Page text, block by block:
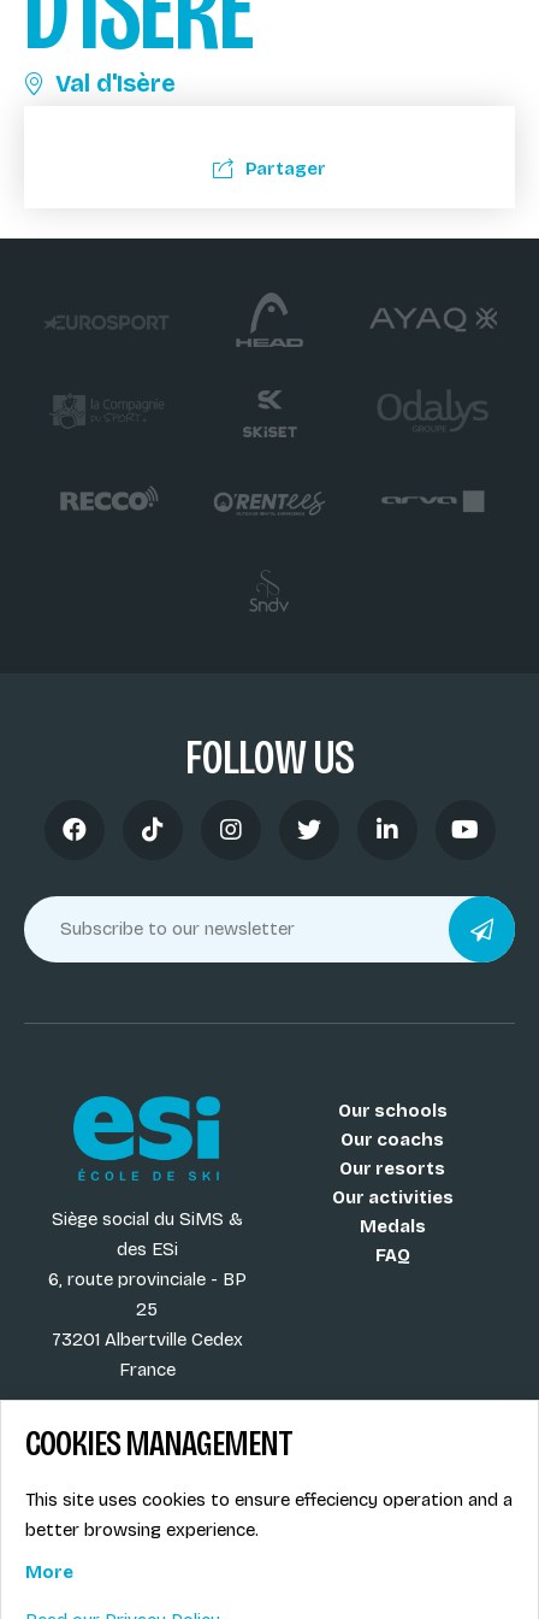
Val d'Isère
Partager
FOLLOW US
Siège social du SiMS &
des ESi
6, route provinciale - BP
25
73201 Albertville Cedex
France
Our schools
Our coachs
Our resorts
Our activities
Medals
FAQ
More
Job offers
Ski instructors union
Legal info
COOKIES MANAGEMENT
This site uses cookies to ensure effeciency operation and a
better browsing experience.
More